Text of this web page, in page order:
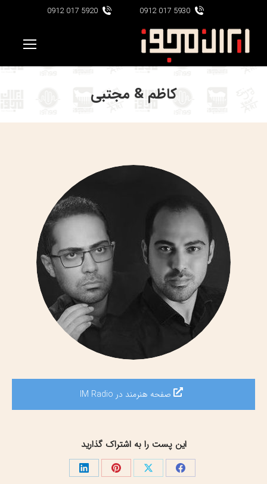
5930 017 0912
5920 017 0912
کاظم & مجتبی
صفحه هنرمند در IM Radio
این پست را به اشتراک گذارید
اشتراک اشتراک اشتراک اشتراک